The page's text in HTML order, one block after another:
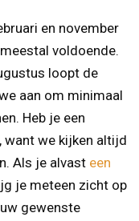
en november
voldoende.
loopt de
aan om minimaal
Heb je een
want we kijken altijd
Als je alvast een
je meteen zicht op
gewenste